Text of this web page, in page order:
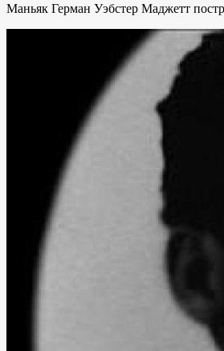
Маньяк Герман Уэбстер Маджетт